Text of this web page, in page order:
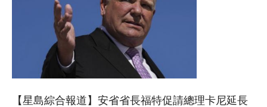
【星島綜合報道】安省省長福特促請總理卡尼延長